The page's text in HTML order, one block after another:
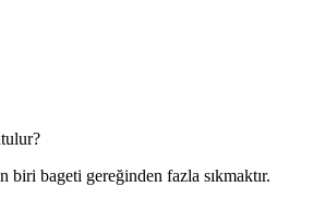
biri bageti gereğinden fazla sıkmaktır.